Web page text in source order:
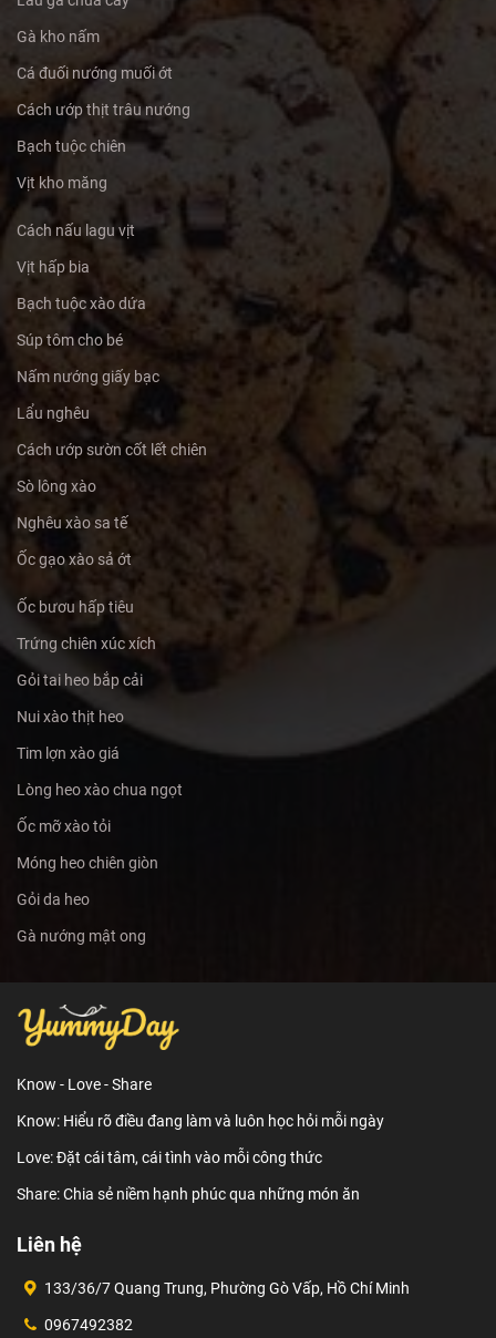
Gà kho nấm
Cá đuối nướng muối ớt
Cách ướp thịt trâu nướng
Bạch tuộc chiên
Vịt kho măng
Cách nấu lagu vịt
Vịt hấp bia
Bạch tuộc xào dứa
Súp tôm cho bé
Nấm nướng giấy bạc
Lẩu nghêu
Cách ướp sườn cốt lết chiên
Sò lông xào
Nghêu xào sa tế
Ốc gạo xào sả ớt
Ốc bươu hấp tiêu
Trứng chiên xúc xích
Gỏi tai heo bắp cải
Nui xào thịt heo
Tim lợn xào giá
Lòng heo xào chua ngọt
Ốc mỡ xào tỏi
Móng heo chiên giòn
Gỏi da heo
Gà nướng mật ong
Know - Love - Share
Know: Hiểu rõ điều đang làm và luôn học hỏi mỗi ngày
Love: Đặt cái tâm, cái tình vào mỗi công thức
Share: Chia sẻ niềm hạnh phúc qua những món ăn
Liên hệ
133/36/7 Quang Trung, Phường Gò Vấp, Hồ Chí Minh
0967492382